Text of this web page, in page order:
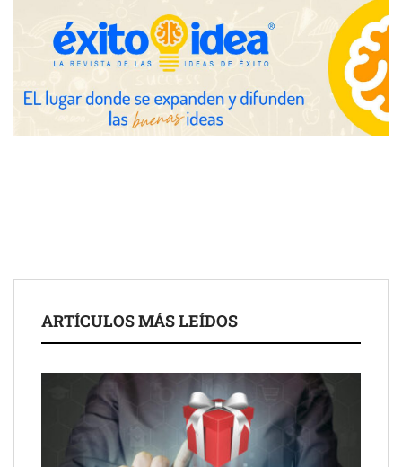
Zoomex mejora su Strategy Center con herramientas
avanzadas para trading estratégico
COMPALISS de LYSOTRIC: cuando un solo producto multiplica
las posibilidades del salón profesional
ARTÍCULOS MÁS LEÍDOS